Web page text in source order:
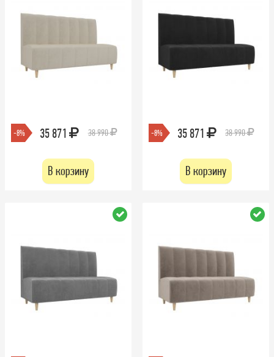
-8% 35 871 38 990
В корзину
-8% 35 871 38 990
В корзину